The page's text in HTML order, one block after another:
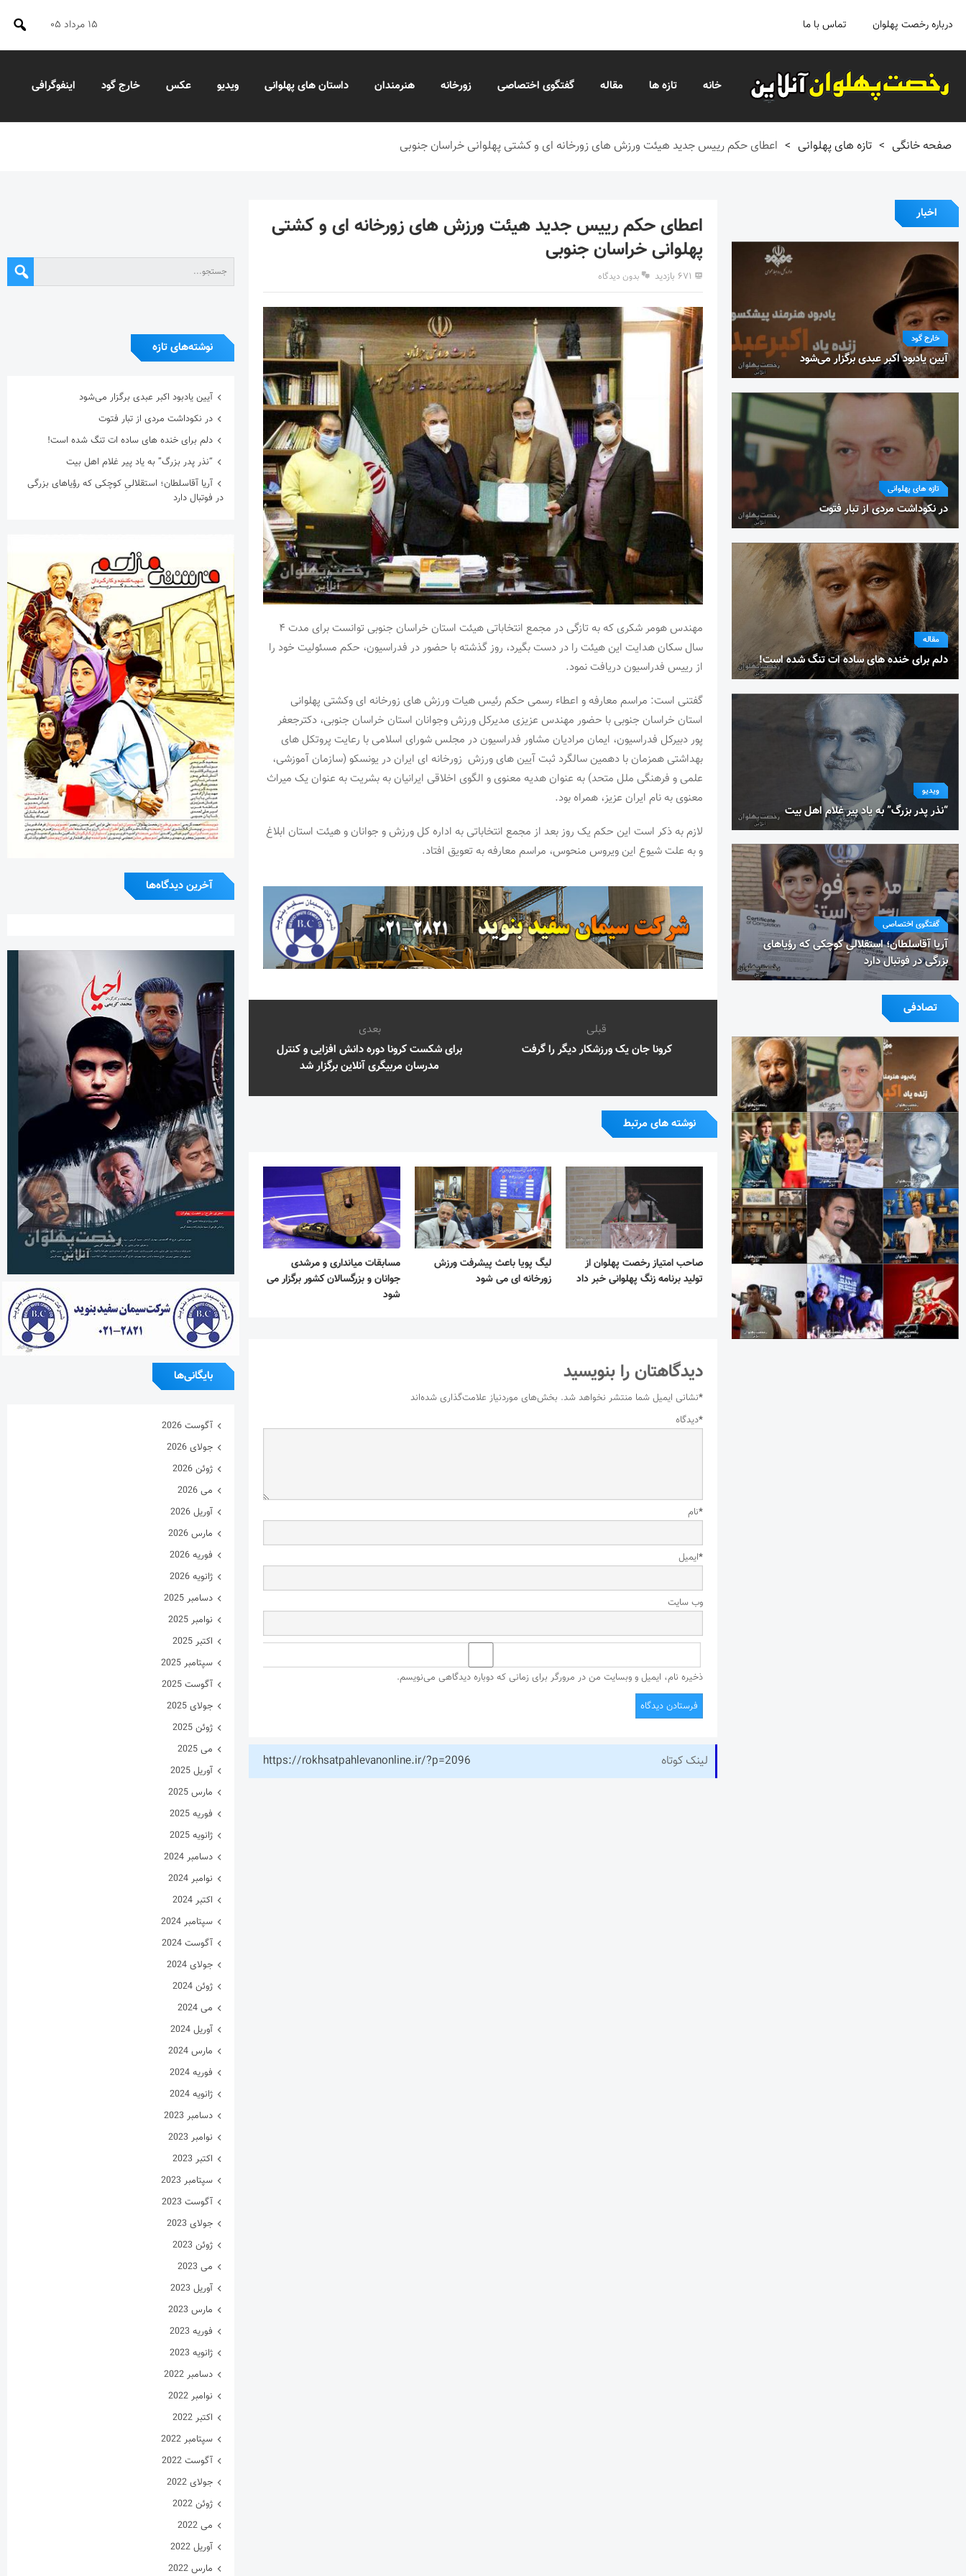
درباره رخصت پهلوان تماس با ما ۱۵ مرداد ۰۵
خانه تازه ها مقاله گفتگوی اختصاصی زورخانه هنرمندان داستان های پهلوانی ویدیو عکس خارج گود اینفوگرافی
صفحه خانگی > تازه های پهلوانی > اعطای حکم رییس جدید هیئت ورزش های زورخانه ای و کشتی پهلوانی خراسان جنوبی
اخبار
خارج گود
آیین یادبود اکبر عبدی برگزار می‌شود
تازه های پهلوانی
در نکوداشت مردی از تبار فتوت
مقاله
دلم برای خنده های ساده ات تنگ شده است!
ویدیو
“نذر پدر بزرگ” به یاد پیر غلام اهل بیت
گفتگوی اختصاصی
آریا آقاسلطان؛ استقلالیِ کوچکی که رؤیاهای
بزرگی در فوتبال دارد
تصادفی
اعطای حکم رییس جدید هیئت ورزش های زورخانه ای و کشتی
پهلوانی خراسان جنوبی
۶۷۱ بازدید بدون دیدگاه
مهندس هومر شکری که به تازگی در مجمع انتخاباتی هیئت استان خراسان جنوبی توانست برای مدت ۴
سال سکان هدایت این هیئت را در دست بگیرد، روز گذشته با حضور در فدراسیون، حکم مسئولیت خود را
از رییس فدراسیون دریافت نمود.
گفتنی است: مراسم معارفه و اعطاء رسمی حکم رئیس هیات ورزش های زورخانه ای وکشتی پهلوانی
استان خراسان جنوبی با حضور مهندس عزیزی مدیرکل ورزش وجوانان استان خراسان جنوبی، دکترجعفر
پور دبیرکل فدراسیون، ایمان مرادیان مشاور فدراسیون در مجلس شورای اسلامی با رعایت پروتکل های
بهداشتی همزمان با دهمین سالگرد ثبت آیین های ورزش زورخانه ای ایران در یونسکو (سازمان آموزشی،
علمی و فرهنگی ملل متحد) به عنوان هدیه معنوی و الگوی اخلاقی ایرانیان به بشریت به عنوان یک میراث
معنوی به نام ایران عزیز، همراه بود.
لازم به ذکر است این حکم یک روز بعد از مجمع انتخاباتی به اداره کل ورزش و جوانان و هیئت استان ابلاغ
و به علت شیوع این ویروس منحوس، مراسم معارفه به تعویق افتاد.
قبلی
کرونا جان یک ورزشکار دیگر را گرفت
بعدی
برای شکست کرونا دوره دانش افزایی و کنترل
مدرسان مربیگری آنلاین برگزار شد
نوشته های مرتبط
صاحب امتیاز رخصت پهلوان از
تولید برنامه زنگ پهلوانی خبر داد
لیگ پویا باعث پیشرفت ورزش
زورخانه ای می شود
مسابقات میانداری و مرشدی
جوانان و بزرگسالان کشور برگزار می
شود
دیدگاهتان را بنویسید
نشانی ایمیل شما منتشر نخواهد شد. بخش‌های موردنیاز علامت‌گذاری شده‌اند
*
دیدگاه*
نام*
ایمیل*
وب‌ سایت
ذخیره نام، ایمیل و وبسایت من در مرورگر برای زمانی که دوباره دیدگاهی می‌نویسم.
لینک کوتاه https://rokhsatpahlevanonline.ir/?p=2096
نوشته‌های تازه
آیین یادبود اکبر عبدی برگزار می‌شود
در نکوداشت مردی از تبار فتوت
دلم برای خنده های ساده ات تنگ شده است!
“نذر پدر بزرگ” به یاد پیر غلام اهل بیت
آریا آقاسلطان؛ استقلالیِ کوچکی که رؤیاهای بزرگی
در فوتبال دارد
آخرین دیدگاه‌ها
بایگانی‌ها
آگوست 2026
جولای 2026
ژوئن 2026
می 2026
آوریل 2026
مارس 2026
فوریه 2026
ژانویه 2026
دسامبر 2025
نوامبر 2025
اکتبر 2025
سپتامبر 2025
آگوست 2025
جولای 2025
ژوئن 2025
می 2025
آوریل 2025
مارس 2025
فوریه 2025
ژانویه 2025
دسامبر 2024
نوامبر 2024
اکتبر 2024
سپتامبر 2024
آگوست 2024
جولای 2024
ژوئن 2024
می 2024
آوریل 2024
مارس 2024
فوریه 2024
ژانویه 2024
دسامبر 2023
نوامبر 2023
اکتبر 2023
سپتامبر 2023
آگوست 2023
جولای 2023
ژوئن 2023
می 2023
آوریل 2023
مارس 2023
فوریه 2023
ژانویه 2023
دسامبر 2022
نوامبر 2022
اکتبر 2022
سپتامبر 2022
آگوست 2022
جولای 2022
ژوئن 2022
می 2022
آوریل 2022
مارس 2022